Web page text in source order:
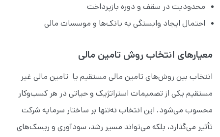
محدودیت در سقف و دوره بازپرداخت
احتمال ایجاد وابستگی به بانک‌ها و موسسات مالی
معیارهای انتخاب روش تامین مالی
انتخاب بین روش‌های تامین مالی مستقیم یا تامین مالی غیر
مستقیم یکی از تصمیمات استراتژیک و حیاتی در هر کسب‌وکار
محسوب می‌شود. این انتخاب نه‌تنها بر ساختار سرمایه شرکت
تأثیر می‌گذارد، بلکه می‌تواند مسیر رشد، سودآوری و ریسک‌های